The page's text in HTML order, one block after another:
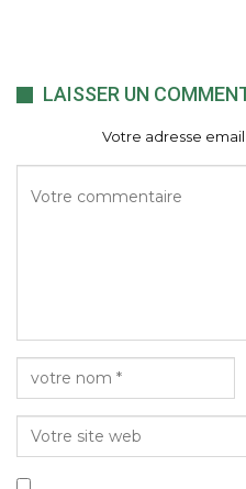
LAISSER UN
Votre adresse